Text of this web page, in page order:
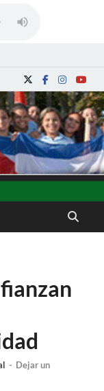
de
de Florida, Camagüey,
- Dejar un